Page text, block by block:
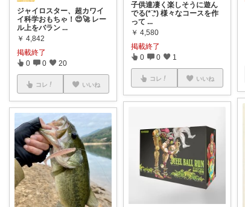
ジャイロスター、超カワイ
イ科学おもちゃ！😍🚀 レー
ル上をバラン ...
￥ 4,842
掲載終了
0 0 20
コレ いいね
子供達凄く楽しそうに遊ん
でる(*¨̮*) 様々なコースを作
って ...
￥ 4,580
掲載終了
0 0 1
コレ いいね